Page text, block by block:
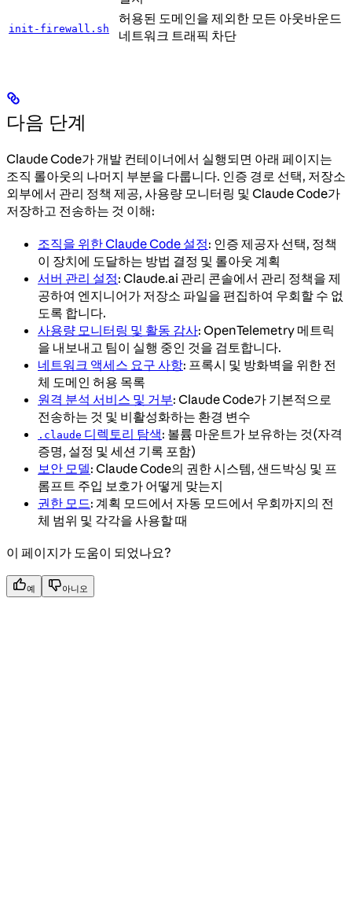
init-firewall.sh
허용된 도메인을 제외한 모든 아웃바운드
네트워크 트래픽 차단
다음 단계
Claude Code가 개발 컨테이너에서 실행되면 아래 페이지는
조직 롤아웃의 나머지 부분을 다룹니다. 인증 경로 선택, 저장소
외부에서 관리 정책 제공, 사용량 모니터링 및 Claude Code가
저장하고 전송하는 것 이해:
조직을 위한 Claude Code 설정: 인증 제공자 선택, 정책
이 장치에 도달하는 방법 결정 및 롤아웃 계획
서버 관리 설정: Claude.ai 관리 콘솔에서 관리 정책을 제
공하여 엔지니어가 저장소 파일을 편집하여 우회할 수 없
도록 합니다.
사용량 모니터링 및 활동 감사: OpenTelemetry 메트릭
을 내보내고 팀이 실행 중인 것을 검토합니다.
네트워크 액세스 요구 사항: 프록시 및 방화벽을 위한 전
체 도메인 허용 목록
원격 분석 서비스 및 거부: Claude Code가 기본적으로
전송하는 것 및 비활성화하는 환경 변수
.claude 디렉토리 탐색: 볼륨 마운트가 보유하는 것(자격
증명, 설정 및 세션 기록 포함)
보안 모델: Claude Code의 권한 시스템, 샌드박싱 및 프
롬프트 주입 보호가 어떻게 맞는지
권한 모드: 계획 모드에서 자동 모드에서 우회까지의 전
체 범위 및 각각을 사용할 때
이 페이지가 도움이 되었나요?
예 아니오